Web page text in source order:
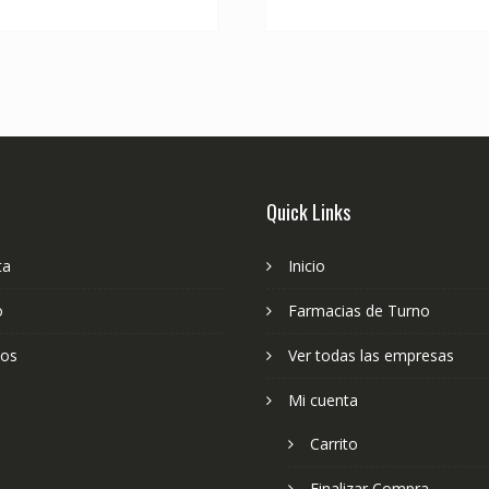
Quick Links
Inicio
Farmacias de Turno
Ver todas las empresas
Mi cuenta
Carrito